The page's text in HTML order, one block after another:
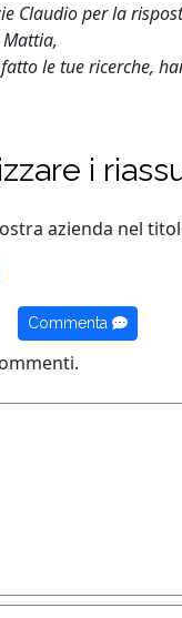
Claudio per la
Mattia,
le tue ricerche,
i
azienda nel
Commenta